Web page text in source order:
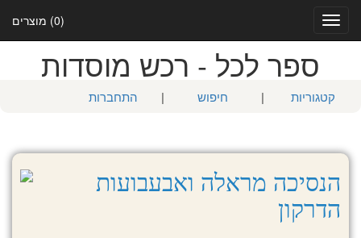
(0) מוצרים
Toggle
navigation
ספר לכל - רכש מוסדות
קטגוריות | חיפוש | התחברות
הנסיכה מראלה ואבעבועות
הדרקון